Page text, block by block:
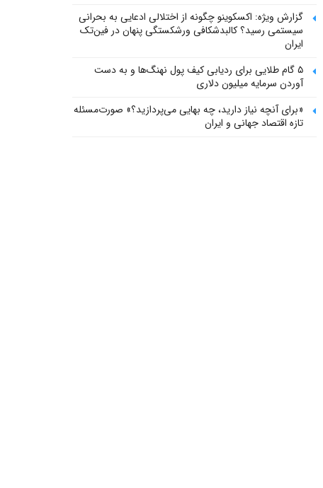
گزارش ویژه: اکسکوینو چگونه از اختلالی ادعایی به بحرانی
سیستمی رسید؟ کالبدشکافی ورشکستگی پنهان در فین‌تک
ایران
۵ گام طلایی برای ردیابی کیف پول‌ نهنگ‌ها و به دست
آوردن سرمایه میلیون دلاری
«برای آنچه نیاز دارید، چه بهایی می‌پردازید؟» صورت‌مسئله
تازه اقتصاد جهانی و ایران